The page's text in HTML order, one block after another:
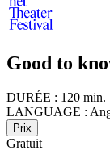
Good to
DURÉE : 120 min.
LANGUAGE :
Prix
Gratuit